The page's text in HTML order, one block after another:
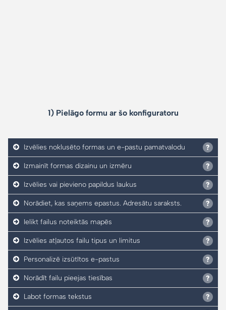
1) Pielāgo formu ar šo konfiguratoru
Izvēlies noklusēto formas un e-pastu pamatvalodu
Izmainīt formas dizainu un izmēru
Izvēlies vai pievieno papildus laukus
Norādiet, kas saņems epastus. Adresātu saraksts.
Ielikt failus noteiktās mapēs
Izvēlies atļautos failu tipus un limitus
Personalizē izsūtītos e-pastus
Norādīt failu pieejas tiesības
Labot formas tekstus